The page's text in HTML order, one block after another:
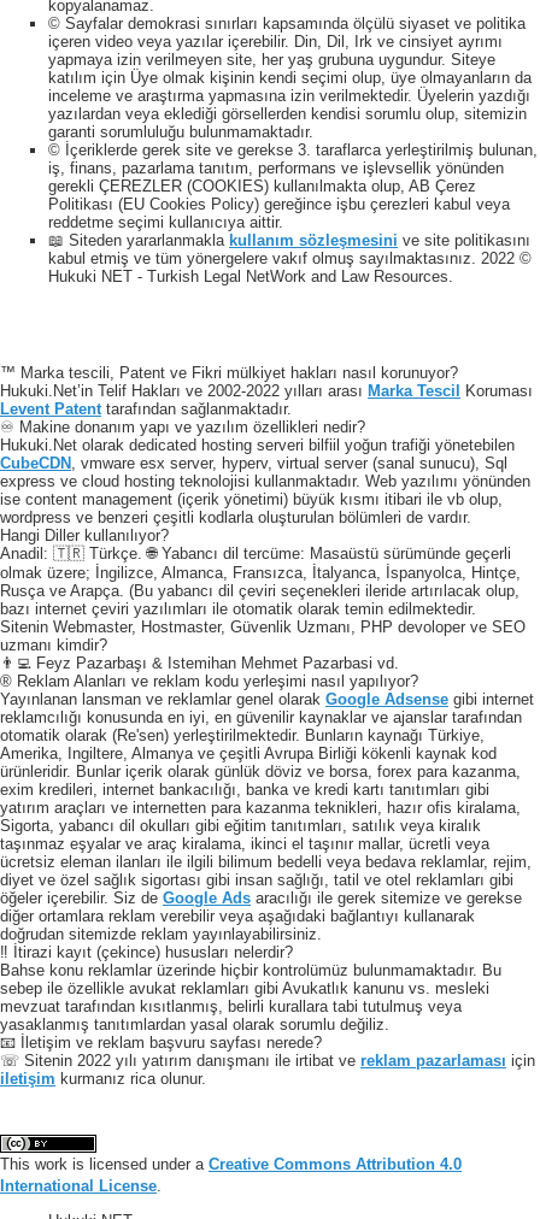
kopyalanamaz.
© Sayfalar demokrasi sınırları kapsamında ölçülü siyaset ve politika
içeren video veya yazılar içerebilir. Din, Dil, Irk ve cinsiyet ayrımı
yapmaya izin verilmeyen site, her yaş grubuna uygundur. Siteye
katılım için Üye olmak kişinin kendi seçimi olup, üye olmayanların da
inceleme ve araştırma yapmasına izin verilmektedir. Üyelerin yazdığı
yazılardan veya eklediği görsellerden kendisi sorumlu olup, sitemizin
garanti sorumluluğu bulunmamaktadır.
© İçeriklerde gerek site ve gerekse 3. taraflarca yerleştirilmiş bulunan,
iş, finans, pazarlama tanıtım, performans ve işlevsellik yönünden
gerekli ÇEREZLER (COOKIES) kullanılmakta olup, AB Çerez
Politikası (EU Cookies Policy) gereğince işbu çerezleri kabul veya
reddetme seçimi kullanıcıya aittir.
📖 Siteden yararlanmakla kullanım sözleşmesini ve site politikasını
kabul etmiş ve tüm yönergelere vakıf olmuş sayılmaktasınız. 2022 ©
Hukuki NET - Turkish Legal NetWork and Law Resources.
™ Marka tescili, Patent ve Fikri mülkiyet hakları nasıl korunuyor?
Hukuki.Net’in Telif Hakları ve 2002-2022 yılları arası Marka Tescil
Koruması
Levent Patenttarafından sağlanmaktadır.
♾️ Makine donanım yapı ve yazılım özellikleri nedir?
Hukuki.Net olarak dedicated hosting serveri bilfiil yoğun trafiği yönetebilen
CubeCDN , vmware esx server, hyperv, virtual server (sanal sunucu), Sql
express ve cloud hosting teknolojisi kullanmaktadır. Web yazılımı yönünden
ise content management (içerik yönetimi) büyük kısmı itibari ile vb olup,
wordpress ve benzeri çeşitli kodlarla oluşturulan bölümleri de vardır.
Hangi Diller kullanılıyor?
Anadil: 🇹🇷 Türkçe. 🌐 Yabancı dil tercüme: Masaüstü sürümünde geçerli
olmak üzere; İngilizce, Almanca, Fransızca, İtalyanca, İspanyolca, Hintçe,
Rusça ve Arapça. (Bu yabancı dil çeviri seçenekleri ileride artırılacak olup,
bazı internet çeviri yazılımları ile otomatik olarak temin edilmektedir.
Sitenin Webmaster, Hostmaster, Güvenlik Uzmanı, PHP devoloper ve SEO
uzmanı kimdir?
👨‍💻 Feyz Pazarbaşı & Istemihan Mehmet Pazarbasi vd.
® Reklam Alanları ve reklam kodu yerleşimi nasıl yapılıyor?
Yayınlanan lansman ve reklamlar genel olarak Google Adsense gibi internet
reklamcılığı konusunda en iyi, en güvenilir kaynaklar ve ajanslar tarafından
otomatik olarak (Re'sen) yerleştirilmektedir. Bunların kaynağı Türkiye,
Amerika, Ingiltere, Almanya ve çeşitli Avrupa Birliği kökenli kaynak kod
ürünleridir. Bunlar içerik olarak günlük döviz ve borsa, forex para kazanma,
exim kredileri, internet bankacılığı, banka ve kredi kartı tanıtımları gibi
yatırım araçları ve internetten para kazanma teknikleri, hazır ofis kiralama,
Sigorta, yabancı dil okulları gibi eğitim tanıtımları, satılık veya kiralık
taşınmaz eşyalar ve araç kiralama, ikinci el taşınır mallar, ücretli veya
ücretsiz eleman ilanları ile ilgili bilimum bedelli veya bedava reklamlar, rejim,
diyet ve özel sağlık sigortası gibi insan sağlığı, tatil ve otel reklamları gibi
öğeler içerebilir. Siz de Google Ads aracılığı ile gerek sitemize ve gerekse
diğer ortamlara reklam verebilir veya aşağıdaki bağlantıyı kullanarak
doğrudan sitemizde reklam yayınlayabilirsiniz.
‼️ İtirazi kayıt (çekince) hususları nelerdir?
Bahse konu reklamlar üzerinde hiçbir kontrolümüz bulunmamaktadır. Bu
sebep ile özellikle avukat reklamları gibi Avukatlık kanunu vs. mesleki
mevzuat tarafından kısıtlanmış, belirli kurallara tabi tutulmuş veya
yasaklanmış tanıtımlardan yasal olarak sorumlu değiliz.
📧 İletişim ve reklam başvuru sayfası nerede?
☏ Sitenin 2022 yılı yatırım danışmanı ile irtibat ve reklam pazarlaması için
iletişim kurmanız rica olunur.
This work is licensed under a Creative Commons Attribution 4.0
International License.